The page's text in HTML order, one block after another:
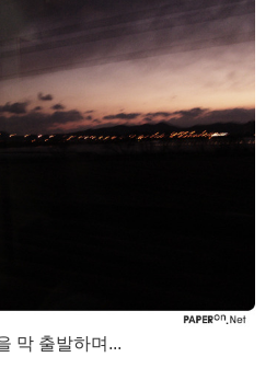
막 출발하며...